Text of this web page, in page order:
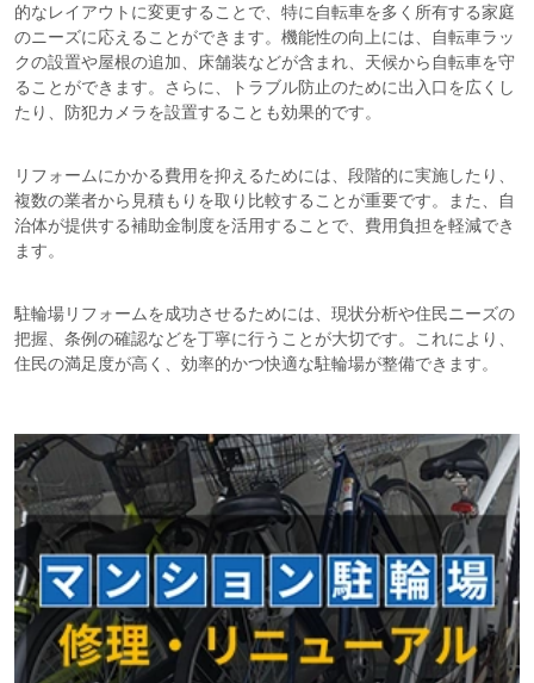
的なレイアウトに変更することで、特に自転車を多く所有する家庭
のニーズに応えることができます。機能性の向上には、自転車ラッ
クの設置や屋根の追加、床舗装などが含まれ、天候から自転車を守
ることができます。さらに、トラブル防止のために出入口を広くし
たり、防犯カメラを設置することも効果的です。
リフォームにかかる費用を抑えるためには、段階的に実施したり、
複数の業者から見積もりを取り比較することが重要です。また、自
治体が提供する補助金制度を活用することで、費用負担を軽減でき
ます。
駐輪場リフォームを成功させるためには、現状分析や住民ニーズの
把握、条例の確認などを丁寧に行うことが大切です。これにより、
住民の満足度が高く、効率的かつ快適な駐輪場が整備できます。